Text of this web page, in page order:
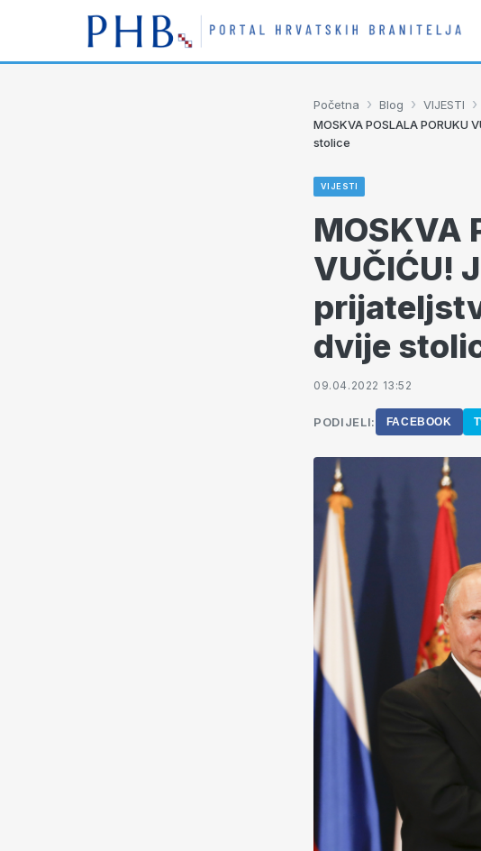
Početna › Blog › VIJESTI ›
MOSKVA POSLALA
stolice
VIJESTI
MOSKVA
VUČIĆU!
dvije
09.04.2022 13:52
PODIJELI: FACEBOOK